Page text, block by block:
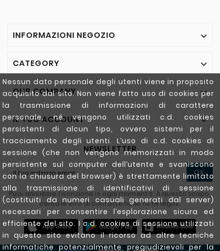
Nessun dato personale degli utenti viene in proposito
acquisito dal sito. Non viene fatto uso di cookies per
la trasmissione di informazioni di carattere
personale, né vengono utilizzati c.d. cookies
persistenti di alcun tipo, ovvero sistemi per il
tracciamento degli utenti. L’uso di c.d. cookies di
sessione (che non vengono memorizzati in modo
persistente sul computer dell’utente e svaniscono
con la chiusura del browser) è strettamente limitato
alla trasmissione di identificativi di sessione
(costituiti da numeri casuali generati dal server)
necessari per consentire l’esplorazione sicura ed
efficiente del sito. I c.d. cookies di sessione utilizzati
in questo sito evitano il ricorso ad altre tecniche
informatiche potenzialmente pregiudizievoli per la
INFORMAZIONI NEGOZIO 
CATEGORY 
OUR COMPANY 
IL TUO ACCOUNT 
NEWSLETTER
OK
Puoi annullare l'iscrizione in ogni momento. A questo scopo,
cerca le info di contatto nelle note legali.